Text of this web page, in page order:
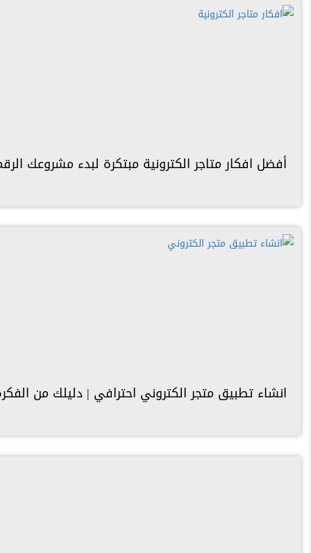
أفضل افكار متاجر الكترونية مبتكرة لبدء مشروعك الرقمي
انشاء تطبيق متجر الكتروني احترافي | دليلك من